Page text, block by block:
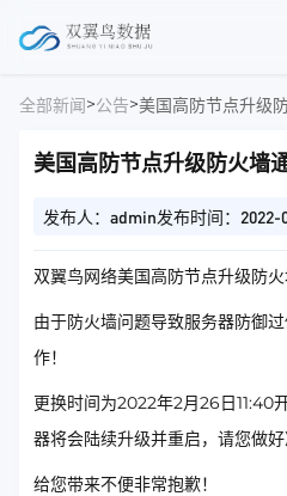
全部新闻>公告>美国高防节点升级
美国高防节点升级防火墙
发布人：admin发布时间：2022-
双翼鸟网络美国高防节点升级防火
由于防火墙问题导致服务器防御
作！
更换时间为2022年2月26日11:40
器将会陆续升级并重启，请您做好
给您带来不便非常抱歉！